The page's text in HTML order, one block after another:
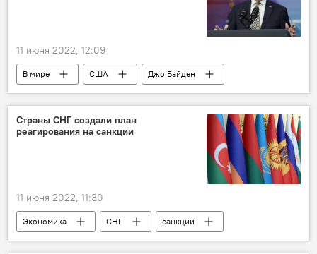
11 июня 2022, 12:09
В мире США
Джо Байден
санкции
инфляция Россия
Страны СНГ создали план
реагирования на санкции
11 июня 2022, 11:30
Экономика СНГ санкции